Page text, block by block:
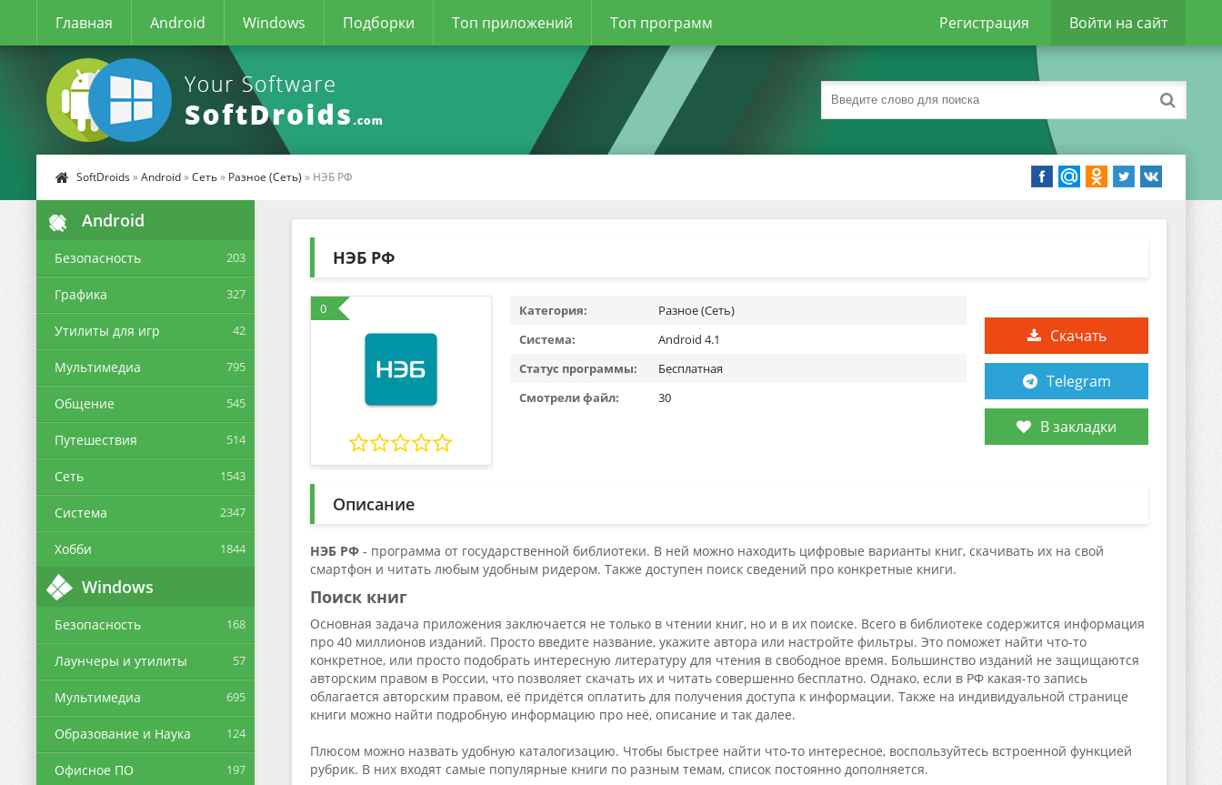
Главная Android Windows Подборки Топ приложений Топ программ Регистрация Войти на сайт
SoftDroids »Android»Сеть» Разное (Сеть) » НЭБ РФ
Android
Безопасность 203
Графика 327
Утилиты для игр 42
Мультимедиа 795
Общение 545
Путешествия 514
Сеть 1543
Система 2347
Хобби 1844
Windows
Безопасность 168
Лаунчеры и утилиты 57
Мультимедиа 695
Образование и Наука 124
Офисное ПО 197
НЭБ РФ
0
Скачать
Telegram
В закладки
Категория:
Разное (Сеть)
Система:
Android 4.1
Статус программы:
Бесплатная
Смотрели файл:
30
Описание
НЭБ РФ - программа от государственной библиотеки. В ней можно находить цифровые варианты книг, скачивать их на свой
смартфон и читать любым удобным ридером. Также доступен поиск сведений про конкретные книги.
Поиск книг
Основная задача приложения заключается не только в чтении книг, но и в их поиске. Всего в библиотеке содержится информация
про 40 миллионов изданий. Просто введите название, укажите автора или настройте фильтры. Это поможет найти что-то
конкретное, или просто подобрать интересную литературу для чтения в свободное время. Большинство изданий не защищаются
авторским правом в России, что позволяет скачать их и читать совершенно бесплатно. Однако, если в РФ какая-то запись
облагается авторским правом, её придётся оплатить для получения доступа к информации. Также на индивидуальной странице
книги можно найти подробную информацию про неё, описание и так далее.
Плюсом можно назвать удобную каталогизацию. Чтобы быстрее найти что-то интересное, воспользуйтесь встроенной функцией
рубрик. В них входят самые популярные книги по разным темам, список постоянно дополняется.